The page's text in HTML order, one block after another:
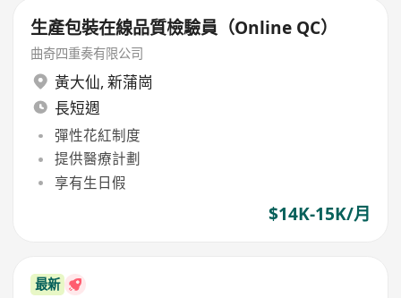
生產包裝在線品質檢驗員（Online QC）
曲奇四重奏有限公司
黃大仙, 新蒲崗
長短週
彈性花紅制度
提供醫療計劃
享有生日假
$14K-15K/月
最新